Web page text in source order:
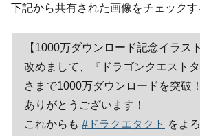
下記から共有された画像をチェックす
【1000万ダウンロード記念イラス
改めまして、『ドラゴンクエスト
さまで1000万ダウンロードを突破！
ありがとうございます！
これからも #ドラクエタクト をよ